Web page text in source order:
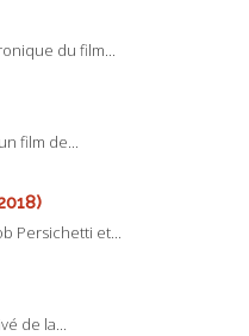
du film...
film de...
Persichetti et...
de la...